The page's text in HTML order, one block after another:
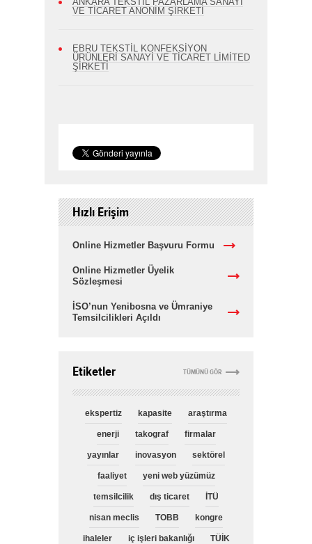
VE TİCARET ANONİM ŞİRKETİ
EBRU TEKSTİL KONFEKSİYON
ÜRÜNLERİ SANAYİ VE TİCARET LİMİTED
ŞİRKETİ
Hızlı Erişim
Online Hizmetler Başvuru Formu
Online Hizmetler Üyelik
Sözleşmesi
İSO’nun Yenibosna ve Ümraniye
Temsilcilikleri Açıldı
TÜMÜNÜ GÖR
Etiketler
ekspertiz kapasite araştırma
enerji takograf firmalar
yayınlar inovasyon sektörel
faaliyet yeni web yüzümüz
temsilcilik dış ticaret İTÜ
nisan meclis TOBB kongre
ihaleler iç işleri bakanlığı TÜİK